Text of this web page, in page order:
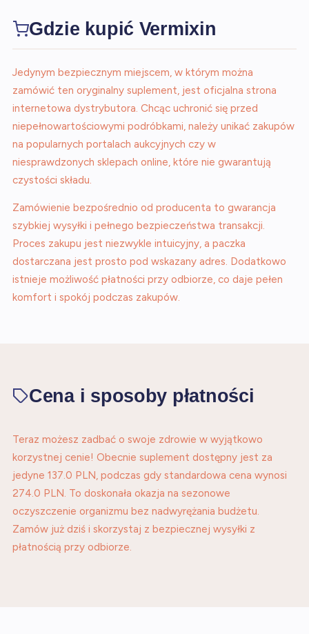
Gdzie kupić Vermixin
Jedynym bezpiecznym miejscem, w którym można
zamówić ten oryginalny suplement, jest oficjalna strona
internetowa dystrybutora. Chcąc uchronić się przed
niepełnowartościowymi podróbkami, należy unikać zakupów
na popularnych portalach aukcyjnych czy w
niesprawdzonych sklepach online, które nie gwarantują
czystości składu.
Zamówienie bezpośrednio od producenta to gwarancja
szybkiej wysyłki i pełnego bezpieczeństwa transakcji.
Proces zakupu jest niezwykle intuicyjny, a paczka
dostarczana jest prosto pod wskazany adres. Dodatkowo
istnieje możliwość płatności przy odbiorze, co daje pełen
komfort i spokój podczas zakupów.
Cena i sposoby płatności
Teraz możesz zadbać o swoje zdrowie w wyjątkowo
korzystnej cenie! Obecnie suplement dostępny jest za
jedyne 137.0 PLN, podczas gdy standardowa cena wynosi
274.0 PLN. To doskonała okazja na sezonowe
oczyszczenie organizmu bez nadwyrężania budżetu.
Zamów już dziś i skorzystaj z bezpiecznej wysyłki z
płatnością przy odbiorze.